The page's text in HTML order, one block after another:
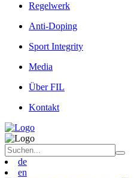
Regelwerk
Anti-Doping
Sport Integrity
Media
Über FIL
Kontakt
de
en